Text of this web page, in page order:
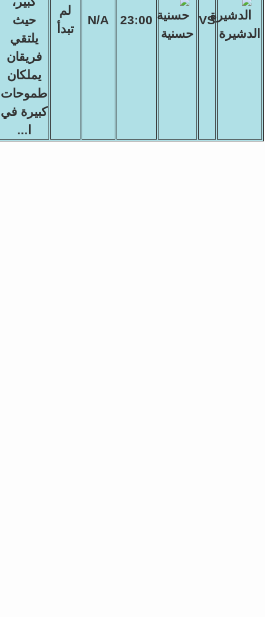
الدشيرة
VS
حسنية
23:00
N/A
لم
تبدأ
حيث
يلتقي
فريقان
يملكان
طموحات
كبيرة في
ا...